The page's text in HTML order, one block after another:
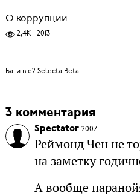
О коррупции
2,4K 2013
Баги в e2 Selecta Beta
3 комментария
Spectator 2007
Реймонд Чен не
на заметку
А вообще